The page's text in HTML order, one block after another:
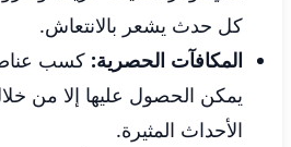
كل حدث يشعر بالانتعاش.
المكافآت الحصرية: كسب
يمكن الحصول عليها إلا من
الأحداث المثيرة.